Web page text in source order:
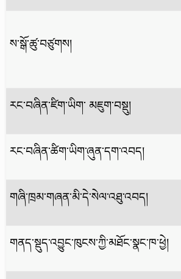
ས་སྒོ་ཚུ་བཙུགས།
རང་བཞིན་ཛིག་ཡིག་ མཇུག་བསྡུ།
རང་བཞིན་ཚིག་ཡིག་ཞུན་དག་འབད།
གཞི་ཁྲམ་གཞན་མི་དེ་སེལ་འཐུ་འབད།
གནད་སྡུད་འབྱུང་ཁུངས་ཀྱི་མཐོང་སྣང་ཁ་ཕྱེ།